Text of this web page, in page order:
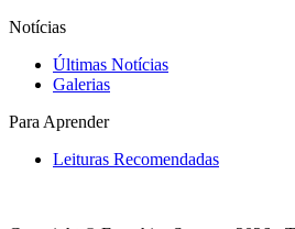
Notícias
Últimas Notícias
Galerias
Para Aprender
Leituras Recomendadas